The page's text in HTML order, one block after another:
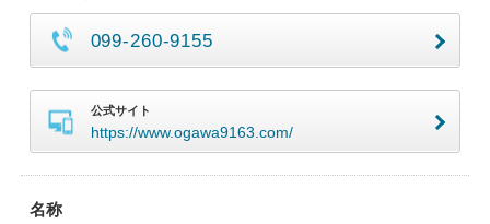
099-260-9155
公式サイト
https://www.ogawa9163.com/
名称